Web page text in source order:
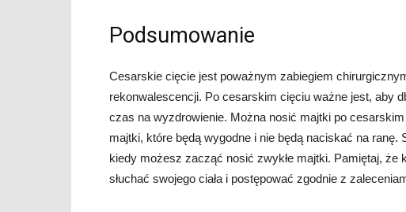
Podsumowanie
Cesarskie cięcie jest poważnym zabiegiem
rekonwalescencji. Po cesarskim cięciu ważne jest, aby
czas na wyzdrowienie. Można nosić majtki po
majtki, które będą wygodne i nie będą naciskać na
kiedy możesz zacząć nosić zwykłe majtki. Pamiętaj,
słuchać swojego ciała i postępować zgodnie z